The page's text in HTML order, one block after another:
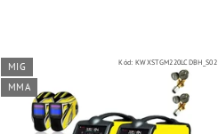
MIG
MMA
Kód: KWXSTGM220LCDBH_S02